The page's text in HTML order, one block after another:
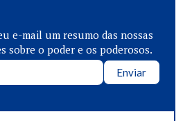
e-mail um resumo das nossas
sobre o poder e os poderosos.
Enviar